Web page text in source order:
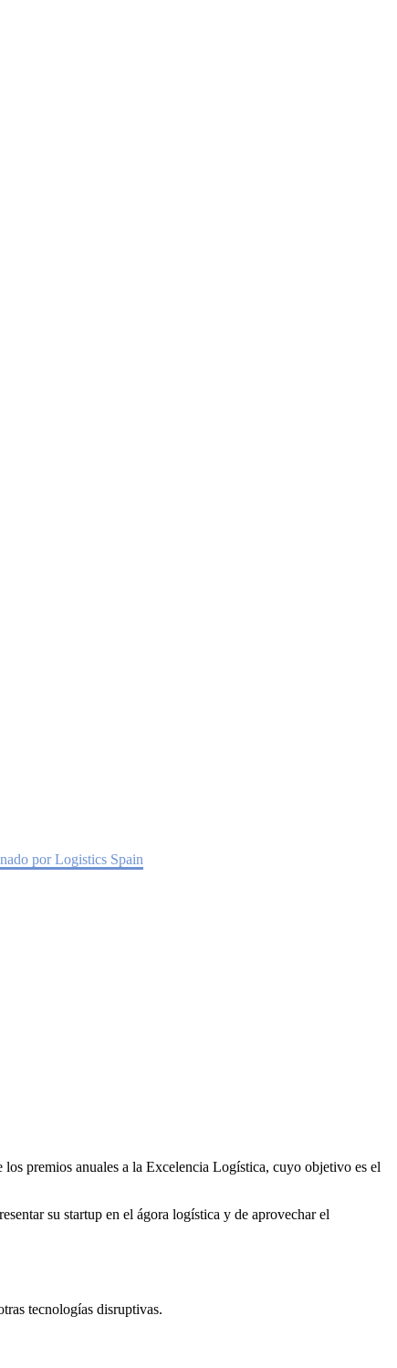
por Logistics Spain
premios anuales a la Excelencia Logística, cuyo objetivo es el
su startup en el ágora logística y de aprovechar el
tecnologías disruptivas.